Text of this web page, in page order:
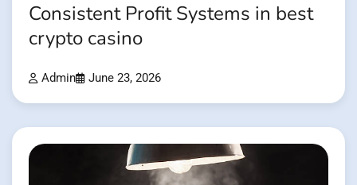
Consistent Profit Systems in best
crypto casino
Admin June 23, 2026